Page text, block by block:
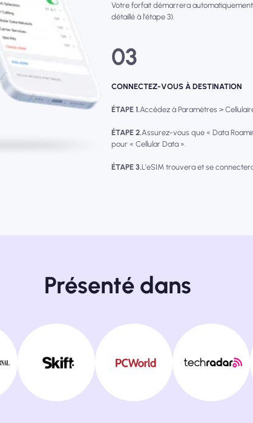
Votre forfait démarrera
détaillé à l'étape 3).
03
CONNECTEZ-VOUS À DESTINATION
ÉTAPE 1.Accédez à Paramètres >
ÉTAPE 2.Assurez-vous que « Data
pour « Cellular Data ».
ÉTAPE 3.L'eSIM trouvera et se
Présenté dans